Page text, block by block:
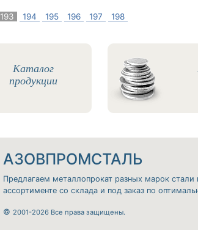
193 194 195 196 197 198
Каталог
продукции
АЗОВПРОМСТАЛЬ
Предлагаем металлопрокат разных марок
ассортименте со склада и под заказ по
© 2001-2026 Все права защищены.